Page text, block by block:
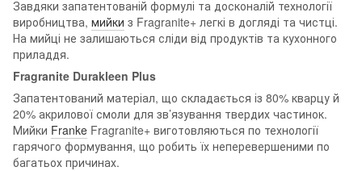
Завдяки запатентованій формулі та досконалій технології
виробництва, мийки з Fragranite+ легкі в догляді та чистці.
На мийці не залишаються сліди від продуктів та кухонного
приладдя.
Fragranite Durakleen Plus
Запатентований матеріал, що складається із 80% кварцу й
20% акрилової смоли для зв’язування твердих частинок.
Мийки Franke Fragranite+ виготовляються по технології
гарячого формування, що робить їх неперевершеними по
багатьох причинах.